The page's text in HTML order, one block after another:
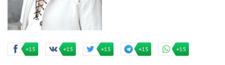
+15 +15 +15 +15 +15